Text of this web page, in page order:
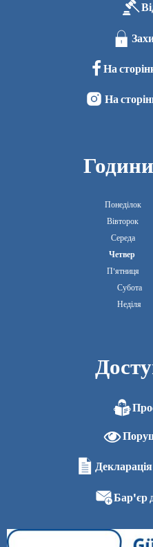
На
На
Понеділок
Вівторок
Середа
Четвер
П'ятниця
Субота
Неділя
Бар'єр